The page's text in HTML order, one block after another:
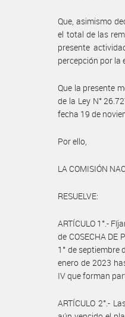
Que, asimismo
el total de las
presente
percepción por la
Que la presente
de la Ley N°
fecha 19 de
Por ello,
LA COMISIÓN
RESUELVE:
ARTÍCULO 1°.-
de COSECHA DE
1° de septiembre
enero de 2023
IV que forman
ARTÍCULO 2°.-